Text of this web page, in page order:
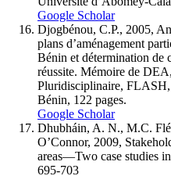
Google Scholar
Djogbénou, C.P., 2005,
plans d’aménagement
Bénin et détermination de
réussite. Mémoire de
Pluridisciplinaire,
Bénin, 122 pages.
Google Scholar
Dhubháin, A. N., M.C.
O’Connor, 2009,
areas—Two case studies
695-703